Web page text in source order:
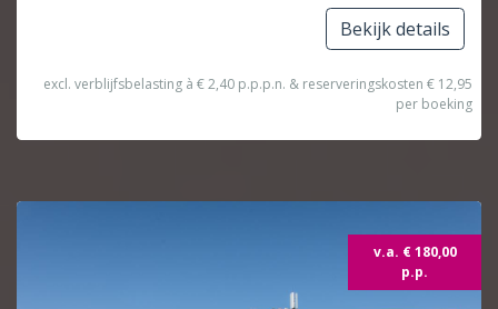
Bekijk details
excl. verblijfsbelasting à € 2,40 p.p.p.n. & reserveringskosten € 12,95
per boeking
v.a. € 180,00
p.p.